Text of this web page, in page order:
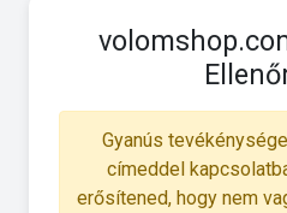
Gyanús
címeddel
erősítened, hogy nem